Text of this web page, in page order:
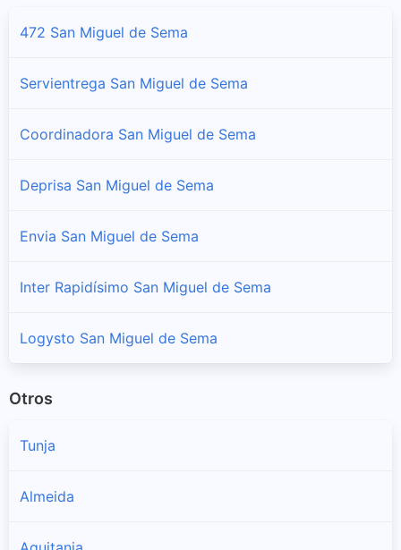
472 San Miguel de Sema
Servientrega San Miguel de Sema
Coordinadora San Miguel de Sema
Deprisa San Miguel de Sema
Envia San Miguel de Sema
Inter Rapidísimo San Miguel de Sema
Logysto San Miguel de Sema
Otros
Tunja
Almeida